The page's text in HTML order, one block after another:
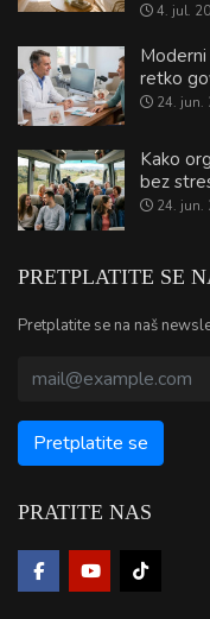
4. jul.
retko
24. jun.
Kako
bez
24. jun.
PRETPLATITE SE
Pretplatite se na naš
PRATITE NAS